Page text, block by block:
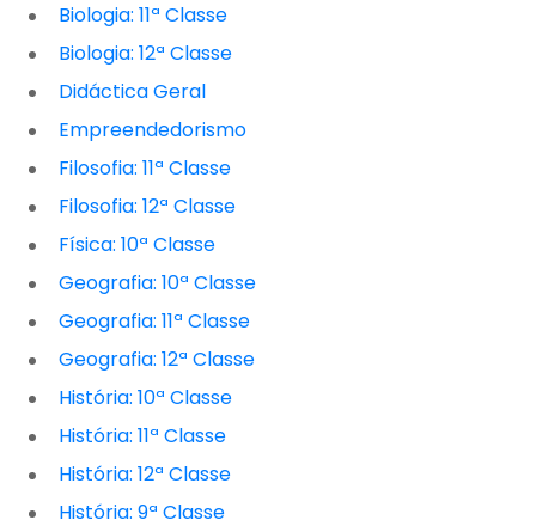
Biologia: 11ª Classe
Biologia: 12ª Classe
Didáctica Geral
Empreendedorismo
Filosofia: 11ª Classe
Filosofia: 12ª Classe
Física: 10ª Classe
Geografia: 10ª Classe
Geografia: 11ª Classe
Geografia: 12ª Classe
História: 10ª Classe
História: 11ª Classe
História: 12ª Classe
História: 9ª Classe